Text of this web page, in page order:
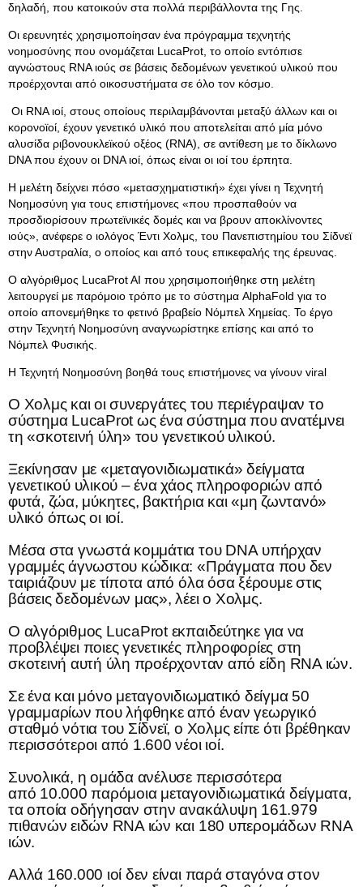
δηλαδή, που κατοικούν στα πολλά περιβάλλοντα της Γης.
Οι ερευνητές χρησιμοποίησαν ένα πρόγραμμα τεχνητής
νοημοσύνης που ονομάζεται LucaProt, το οποίο εντόπισε
αγνώστους RNA ιούς σε βάσεις δεδομένων γενετικού υλικού που
προέρχονται από οικοσυστήματα σε όλο τον κόσμο.
Οι RNA ιοί, στους οποίους περιλαμβάνονται μεταξύ άλλων και οι
κορονοϊοί, έχουν γενετικό υλικό που αποτελείται από μία μόνο
αλυσίδα ριβονουκλεϊκού οξέος (RNA), σε αντίθεση με το δίκλωνο
DNA που έχουν οι DNA ιοί, όπως είναι οι ιοί του έρπητα.
Η μελέτη δείχνει πόσο «μετασχηματιστική» έχει γίνει η Τεχνητή
Νοημοσύνη για τους επιστήμονες «που προσπαθούν να
προσδιορίσουν πρωτεϊνικές δομές και να βρουν αποκλίνοντες
ιούς», ανέφερε ο ιολόγος Έντι Χολμς, του Πανεπιστημίου του Σίδνεϊ
στην Αυστραλία, ο οποίος και από τους επικεφαλής της έρευνας.
Ο αλγόριθμος LucaProt AI που χρησιμοποιήθηκε στη μελέτη
λειτουργεί με παρόμοιο τρόπο με το σύστημα AlphaFold για το
οποίο απονεμήθηκε το φετινό βραβείο Νόμπελ Χημείας. Το έργο
στην Τεχνητή Νοημοσύνη αναγνωρίστηκε επίσης και από το
Νόμπελ Φυσικής.
Η Τεχνητή Νοημοσύνη βοηθά τους επιστήμονες να γίνουν viral
Ο Χολμς και οι συνεργάτες του περιέγραψαν το
σύστημα LucaProt ως ένα σύστημα που ανατέμνει
τη «σκοτεινή ύλη» του γενετικού υλικού.
Ξεκίνησαν με «μεταγονιδιωματικά» δείγματα
γενετικού υλικού – ένα χάος πληροφοριών από
φυτά, ζώα, μύκητες, βακτήρια και «μη ζωντανό»
υλικό όπως οι ιοί.
Μέσα στα γνωστά κομμάτια του DNA υπήρχαν
γραμμές άγνωστου κώδικα: «Πράγματα που δεν
ταιριάζουν με τίποτα από όλα όσα ξέρουμε στις
βάσεις δεδομένων μας», λέει ο Χολμς.
Ο αλγόριθμος LucaProt εκπαιδεύτηκε για να
προβλέψει ποιες γενετικές πληροφορίες στη
σκοτεινή αυτή ύλη προέρχονταν από είδη RNA ιών.
Σε ένα και μόνο μεταγονιδιωματικό δείγμα 50
γραμμαρίων που λήφθηκε από έναν γεωργικό
σταθμό νότια του Σίδνεϊ, ο Χολμς είπε ότι βρέθηκαν
περισσότεροι από 1.600 νέοι ιοί.
Συνολικά, η ομάδα ανέλυσε περισσότερα
από 10.000 παρόμοια μεταγονιδιωματικά δείγματα,
τα οποία οδήγησαν στην ανακάλυψη 161.979
πιθανών ειδών RNA ιών και 180 υπερομάδων RNA
ιών.
Αλλά 160.000 ιοί δεν είναι παρά σταγόνα στον